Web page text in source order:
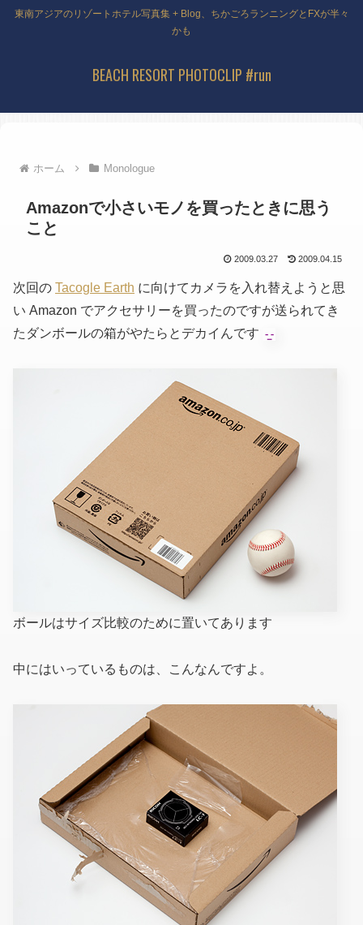
東南アジアのリゾートホテル写真集 + Blog、ちかごろランニングとFXが半々
かも
BEACH RESORT PHOTOCLIP #run
ホーム Monologue
Amazonで小さいモノを買ったときに思う
こと
2009.03.27 2009.04.15
次回の Tacogle Earth に向けてカメラを入れ替えようと思
い Amazon でアクセサリーを買ったのですが送られてき
たダンボールの箱がやたらとデカイんです
ボールはサイズ比較のために置いてあります
中にはいっているものは、こんなんですよ。